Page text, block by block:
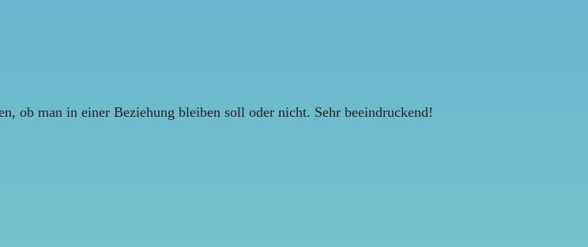
ob man in einer Beziehung bleiben soll oder nicht. Sehr beeindruckend!